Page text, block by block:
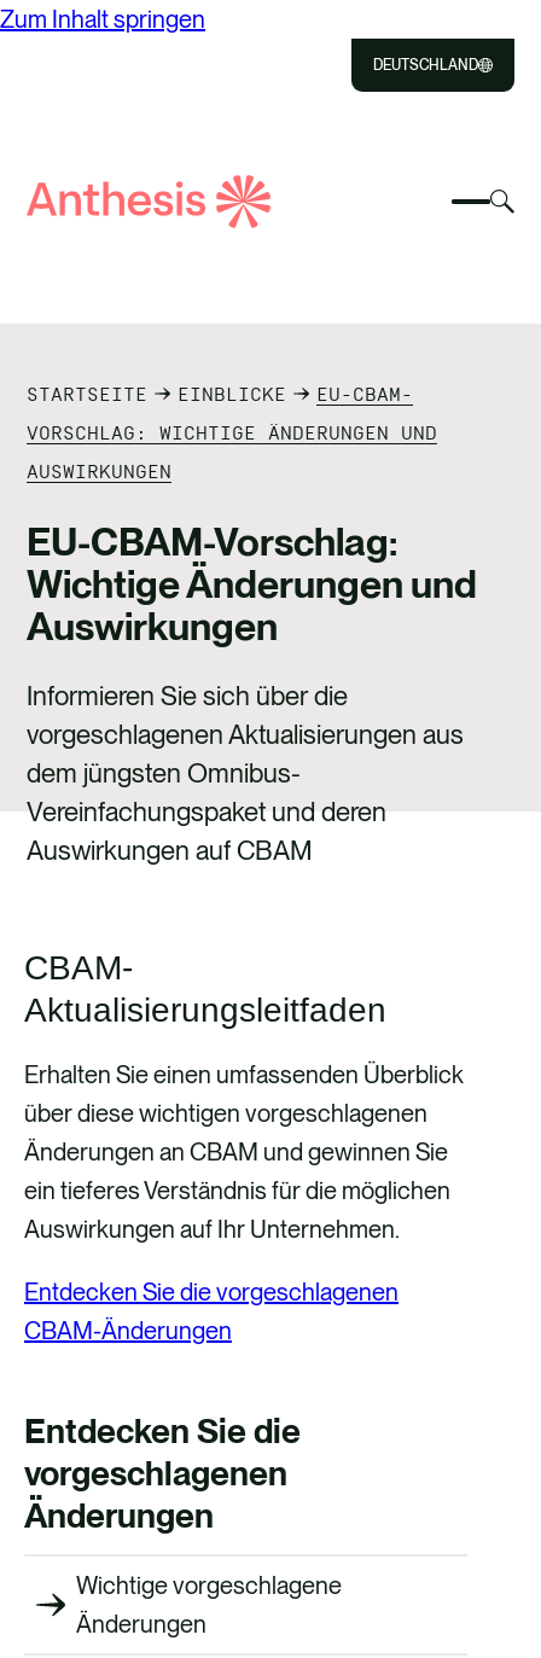
Zum Inhalt springen
DEUTSCHLAND
NEWS & INSIGHTS
KONTAKT
Suche
STARTSEITE EINBLICKE
EU-CBAM-
VORSCHLAG: WICHTIGE ÄNDERUNGEN UND
AUSWIRKUNGEN
EU-CBAM-Vorschlag:
Wichtige Änderungen und
Auswirkungen
Informieren Sie sich über die
vorgeschlagenen Aktualisierungen aus
dem jüngsten Omnibus-
Vereinfachungspaket und deren
Auswirkungen auf CBAM
CBAM-
Aktualisierungsleitfaden
Erhalten Sie einen umfassenden Überblick
über diese wichtigen vorgeschlagenen
Änderungen an CBAM und gewinnen Sie
ein tieferes Verständnis für die möglichen
Auswirkungen auf Ihr Unternehmen.
Entdecken Sie die vorgeschlagenen
CBAM-Änderungen
Entdecken Sie die
vorgeschlagenen
Änderungen
Wichtige vorgeschlagene
Änderungen